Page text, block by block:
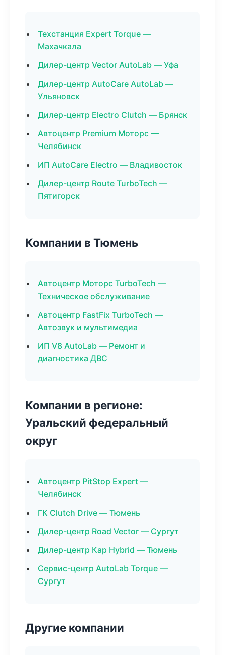
Техстанция Expert Torque —
Махачкала
Дилер-центр Vector AutoLab — Уфа
Дилер-центр AutoCare AutoLab —
Ульяновск
Дилер-центр Electro Clutch — Брянск
Автоцентр Premium Моторс —
Челябинск
ИП AutoCare Electro — Владивосток
Дилер-центр Route TurboTech —
Пятигорск
Компании в Тюмень
Автоцентр Моторс TurboTech —
Техническое обслуживание
Автоцентр FastFix TurboTech —
Автозвук и мультимедиа
ИП V8 AutoLab — Ремонт и
диагностика ДВС
Компании в регионе:
Уральский федеральный
округ
Автоцентр PitStop Expert —
Челябинск
ГК Clutch Drive — Тюмень
Дилер-центр Road Vector — Сургут
Дилер-центр Кар Hybrid — Тюмень
Сервис-центр AutoLab Torque —
Сургут
Другие компании